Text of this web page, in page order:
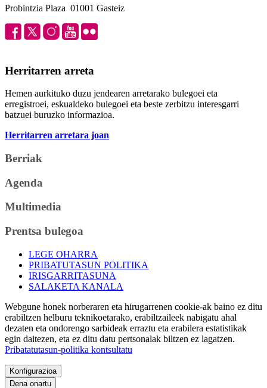
Probintzia Plaza 01001 Gasteiz
Herritarren arreta
Hemen aurkituko duzu jendearen arretarako bulegoei eta
erregistroei, eskualdeko bulegoei eta beste zerbitzu interesgarri
batzuei buruzko informazioa.
Herritarren arretara joan
Berriak
Agenda
Multimedia
Prentsa bulegoa
LEGE OHARRA
PRIBATUTASUN POLITIKA
IRISGARRITASUNA
SALAKETA KANALA
Webgune honek norberaren eta hirugarrenen cookie-ak baino ez ditu
erabiltzen helburu teknikoetarako, erabiltzaileek nabigatu ahal
dezaten eta ondorengo sarbideak erraztu eta erabilera estatistikak
egin daitezen, eta ez ditu datu pertsonalak biltzen ez lagatzen.
Pribatatutasun-politika kontsultatu
Konfigurazioa
Dena onartu